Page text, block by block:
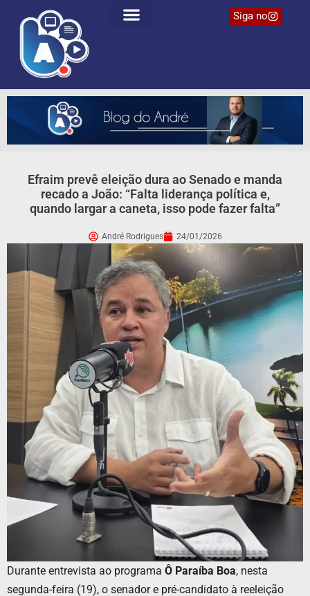
Siga no
Efraim prevê eleição dura ao Senado e manda
recado a João: “Falta liderança política e,
quando largar a caneta, isso pode fazer falta”
André Rodrigues 24/01/2026
Durante entrevista ao programa Ô Paraíba Boa, nesta
segunda-feira (19), o senador e pré-candidato à reeleição